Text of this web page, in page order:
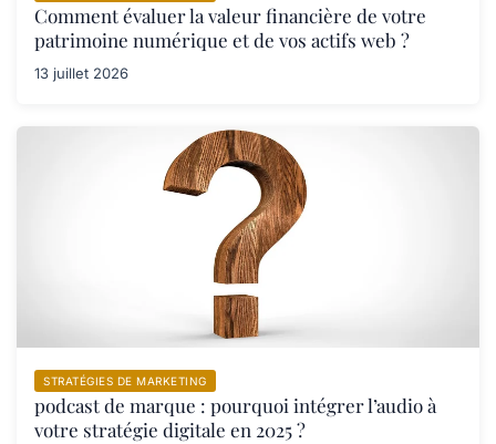
Comment évaluer la valeur financière de votre
patrimoine numérique et de vos actifs web ?
13 juillet 2026
STRATÉGIES DE MARKETING
podcast de marque : pourquoi intégrer l’audio à
votre stratégie digitale en 2025 ?